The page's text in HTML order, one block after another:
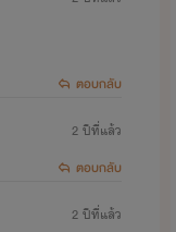
ตอบกลับ
2 ปีที่แล้ว
ตอบกลับ
2 ปีที่แล้ว